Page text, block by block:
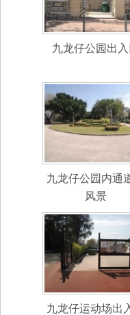
九龙仔公园出入
九龙仔公园内通
风景
九龙仔运动场出